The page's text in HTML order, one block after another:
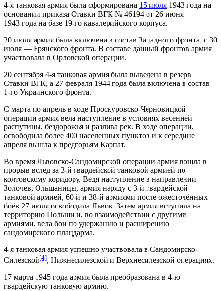
4-я танковая армия была сформирована 15 июля 1943 года на
основании приказа Ставки ВГК № 46194 от 26 июня
1943 года на базе 19-го кавалерийского корпуса.
20 июля армия была включена в состав Западного фронта, с 30
июля — Брянского фронта. В составе данный фронтов армия
участвовала в Орловской операции.
20 сентября 4-я танковая армия была выведена в резерв
Ставки ВГК, а 27 февраля 1944 года была включена в состав
1-го Украинского фронта.
С марта по апрель в ходе Проскуровско-Черновицкой
операции армия вела наступление в условиях весенней
распутицы, бездорожья и разлива рек. В ходе операции,
освободила более 400 населенных пунктов и к середине
апреля вышла к предгорьям Карпат.
Во время Львовско-Сандомирской операции армия вошла в
прорыв вслед за 3-й гвардейской танковой армией по
колтовскому коридору. Ведя наступление в направлении
Золочев, Ольшаницы, армия наряду с 3-й гвардейской
танковой армией, 60-й и 38-й армиями после ожесточённых
боёв 27 июля освободила Львов. Затем армия вступила на
территорию Польши и, во взаимодействии с другими
армиями, вела бои по удержанию и расширению
сандомирского плацдарма.
4-я танковая армия успешно участвовала в Сандомирско-
Силезской[4], Нижнесилезской и Верхнесилезской операциях.
17 марта 1945 года армия была преобразована в 4-ю
гвардейскую танковую армию.